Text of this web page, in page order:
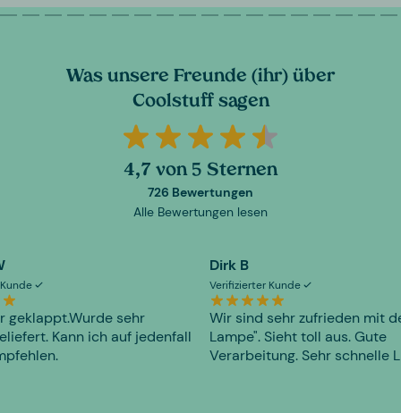
Was unsere Freunde (ihr) über
Coolstuff sagen
4,7 von 5 Sternen
726 Bewertungen
Alle Bewertungen lesen
geklappt.Wurde sehr
Kann ich auf jedenfall
Dirk B
Verifizierter Kunde
Wir sind sehr zufrieden mit
Lampe". Sieht toll aus. Gute
Verarbeitung. Sehr schnelle